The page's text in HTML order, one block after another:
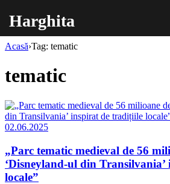
Harghita
Acasă›Tag: tematic
tematic
02.06.2025
„Parc tematic medieval de 56
‘Disneyland-ul din
locale”